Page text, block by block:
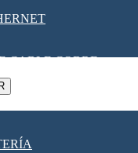
CABLE COBRE